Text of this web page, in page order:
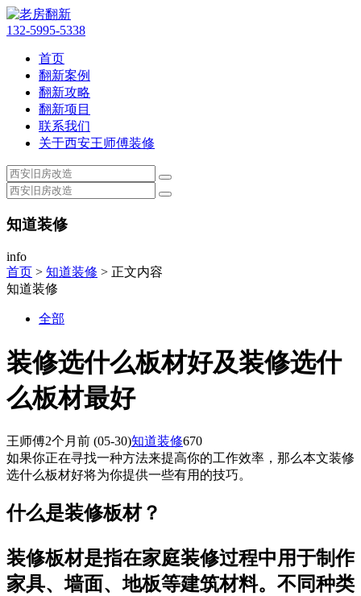
132-5995-5338
首页
翻新案例
翻新攻略
翻新项目
联系我们
关于西安王师傅装修
知道装修
info
首页 > 知道装修 > 正文内容
知道装修
全部
装修选什么板材好及装修选什
么板材最好
王师傅2个月前 (05-30)知道装修670
如果你正在寻找一种方法来提高你的工作效率，那么本文装修
选什么板材好将为你提供一些有用的技巧。
什么是装修板材？
装修板材是指在家庭装修过程中用于制作
家具、墙面、地板等建筑材料。不同种类